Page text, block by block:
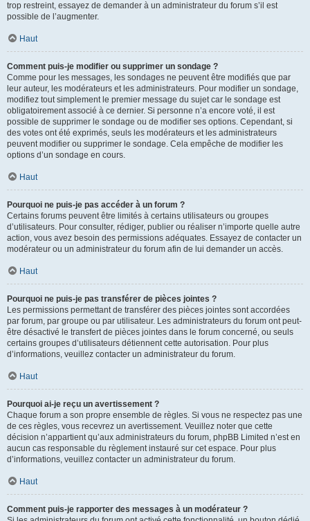
trop restreint, essayez de demander à un administrateur du forum s’il est
possible de l’augmenter.
Haut
Comment puis-je modifier ou supprimer un sondage ?
Comme pour les messages, les sondages ne peuvent être modifiés que par
leur auteur, les modérateurs et les administrateurs. Pour modifier un sondage,
modifiez tout simplement le premier message du sujet car le sondage est
obligatoirement associé à ce dernier. Si personne n’a encore voté, il est
possible de supprimer le sondage ou de modifier ses options. Cependant, si
des votes ont été exprimés, seuls les modérateurs et les administrateurs
peuvent modifier ou supprimer le sondage. Cela empêche de modifier les
options d’un sondage en cours.
Haut
Pourquoi ne puis-je pas accéder à un forum ?
Certains forums peuvent être limités à certains utilisateurs ou groupes
d’utilisateurs. Pour consulter, rédiger, publier ou réaliser n’importe quelle autre
action, vous avez besoin des permissions adéquates. Essayez de contacter un
modérateur ou un administrateur du forum afin de lui demander un accès.
Haut
Pourquoi ne puis-je pas transférer de pièces jointes ?
Les permissions permettant de transférer des pièces jointes sont accordées
par forum, par groupe ou par utilisateur. Les administrateurs du forum ont peut-
être désactivé le transfert de pièces jointes dans le forum concerné, ou seuls
certains groupes d’utilisateurs détiennent cette autorisation. Pour plus
d’informations, veuillez contacter un administrateur du forum.
Haut
Pourquoi ai-je reçu un avertissement ?
Chaque forum a son propre ensemble de règles. Si vous ne respectez pas une
de ces règles, vous recevrez un avertissement. Veuillez noter que cette
décision n’appartient qu’aux administrateurs du forum, phpBB Limited n’est en
aucun cas responsable du règlement instauré sur cet espace. Pour plus
d’informations, veuillez contacter un administrateur du forum.
Haut
Comment puis-je rapporter des messages à un modérateur ?